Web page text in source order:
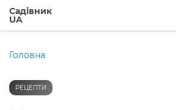
Садівник
UA
Головна
РЕЦЕПТИ